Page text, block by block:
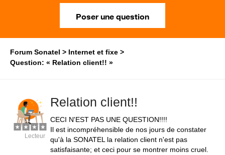
Poser une question
Forum Sonatel
Internet et fixe
Question: « Relation client!! »
Relation client!!
CECI N'EST PAS UNE QUESTION!!!!
Il est incompréhensible de nos jours de constater
qu'à la SONATEL la relation client n'est pas
satisfaisante; et ceci pour se montrer moins cruel.
Lecteur